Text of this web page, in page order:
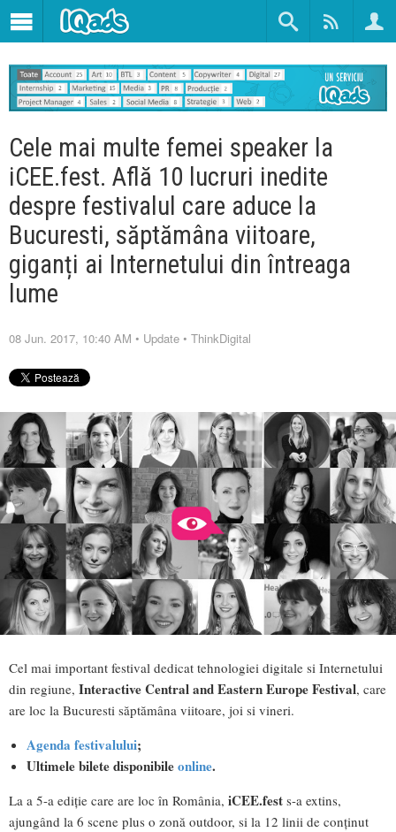
Cele mai multe femei speaker la
iCEE.fest. Află 10 lucruri inedite
despre festivalul care aduce la
Bucuresti, săptămâna viitoare,
giganți ai Internetului din întreaga
lume
08 Jun. 2017, 10:40 AM • Update • ThinkDigital
Cel mai important festival dedicat tehnologiei digitale si Internetului
din regiune, Interactive Central and Eastern Europe Festival, care
are loc la Bucuresti săptămâna viitoare, joi si vineri.
Agenda festivalului;
Ultimele bilete disponibileonline.
La a 5-a ediție care are loc în România, iCEE.fest s-a extins,
ajungând la 6 scene plus o zonă outdoor, si la 12 linii de conținut